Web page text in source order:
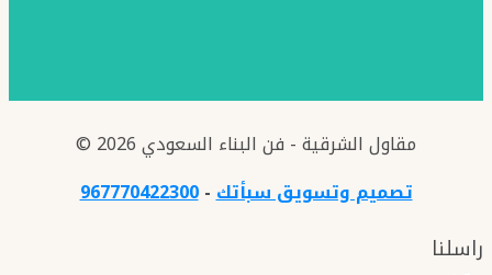
© 2026 مقاول الشرقية - فن البناء السعودي
تصميم وتسويق سبأتك-
967770422300
راسلنا